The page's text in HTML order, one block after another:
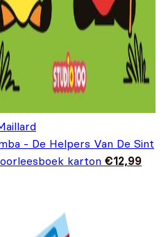
- De Helpers Van De Sint
karton €12,99